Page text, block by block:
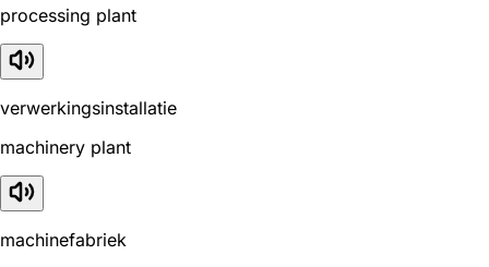
processing plant
verwerkingsinstallatie
machinery plant
machinefabriek